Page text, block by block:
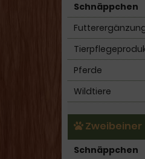
Schnäppchen
Pferde
Wildtiere
Zweibeiner
Schnäppchen